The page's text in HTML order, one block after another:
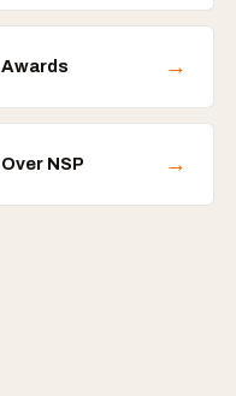
Awards →
Over NSP →